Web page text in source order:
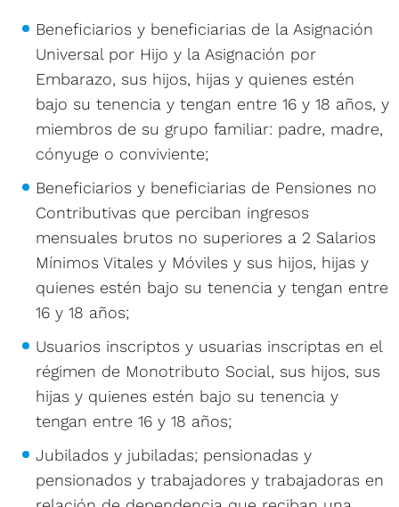
Beneficiarios y beneficiarias de la Asignación
Universal por Hijo y la Asignación por
Embarazo, sus hijos, hijas y quienes estén
bajo su tenencia y tengan entre 16 y 18 años, y
miembros de su grupo familiar: padre, madre,
cónyuge o conviviente;
Beneficiarios y beneficiarias de Pensiones no
Contributivas que perciban ingresos
mensuales brutos no superiores a 2 Salarios
Mínimos Vitales y Móviles y sus hijos, hijas y
quienes estén bajo su tenencia y tengan entre
16 y 18 años;
Usuarios inscriptos y usuarias inscriptas en el
régimen de Monotributo Social, sus hijos, sus
hijas y quienes estén bajo su tenencia y
tengan entre 16 y 18 años;
Jubilados y jubiladas; pensionadas y
pensionados y trabajadores y trabajadoras en